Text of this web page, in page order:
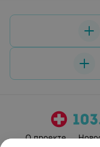
О проекте